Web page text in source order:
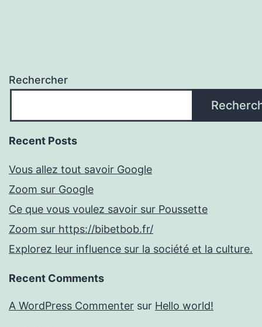
Rechercher
Recent Posts
Vous allez tout savoir Google
Zoom sur Google
Ce que vous voulez savoir sur Poussette
Zoom sur https://bibetbob.fr/
Explorez leur influence sur la société et la culture.
Recent Comments
A WordPress Commenter sur Hello world!